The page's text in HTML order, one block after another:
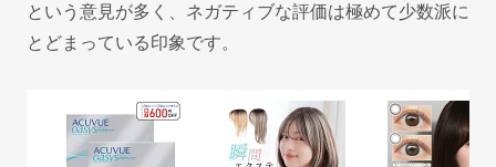
という意見が多く、ネガティブな評価は極めて少数派に
とどまっている印象です。